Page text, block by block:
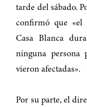
tarde del sábado.
confirmó que «el
Casa Blanca
ninguna persona
vieron afectadas».
Por su parte, el